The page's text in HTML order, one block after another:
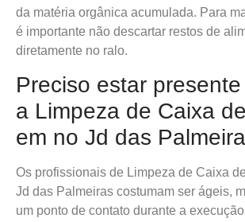
da matéria orgânica acumulada. Para
é importante não descartar restos de
diretamente no ralo.
Preciso estar
a Limpeza de Caixa
em no Jd das
Os profissionais de Limpeza de Caixa
Jd das Palmeiras costumam ser ágeis,
um ponto de contato durante a